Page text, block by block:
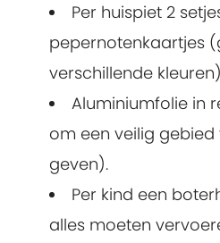
Per huispiet 2
pepernotenkaartjes
verschillende
Aluminiumfolie in
om een veilig
geven).
Per kind een
alles moeten